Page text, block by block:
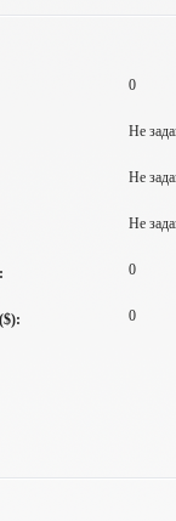
0
Не
Не
Не
0
0